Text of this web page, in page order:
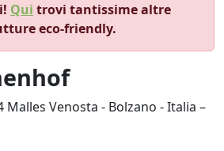
Qui trovi tantissime altre
eco-friendly.
Malles Venosta - Bolzano -Italia –